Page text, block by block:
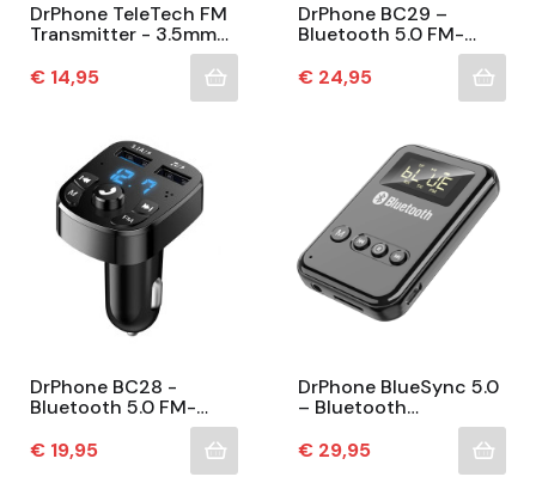
DrPhone TeleTech FM
Transmitter - 3.5mm
Transmitter Met
Prijs
€ 14,95
DrPhone BC29 –
Bluetooth 5.0 FM-
Handsfree Bellen -
Prijs
€ 24,95
DrPhone BC28 -
Bluetooth 5.0 FM-
Zender & Autolader –
Handsfree Bellen –
Muziek Streamen –
Prijs
€ 19,95
DrPhone BlueSync 5.0
– Bluetooth
Zender/Ontvanger –
Bluetooth 5.0 - LED
Display – Hands Free...
Prijs
€ 29,95